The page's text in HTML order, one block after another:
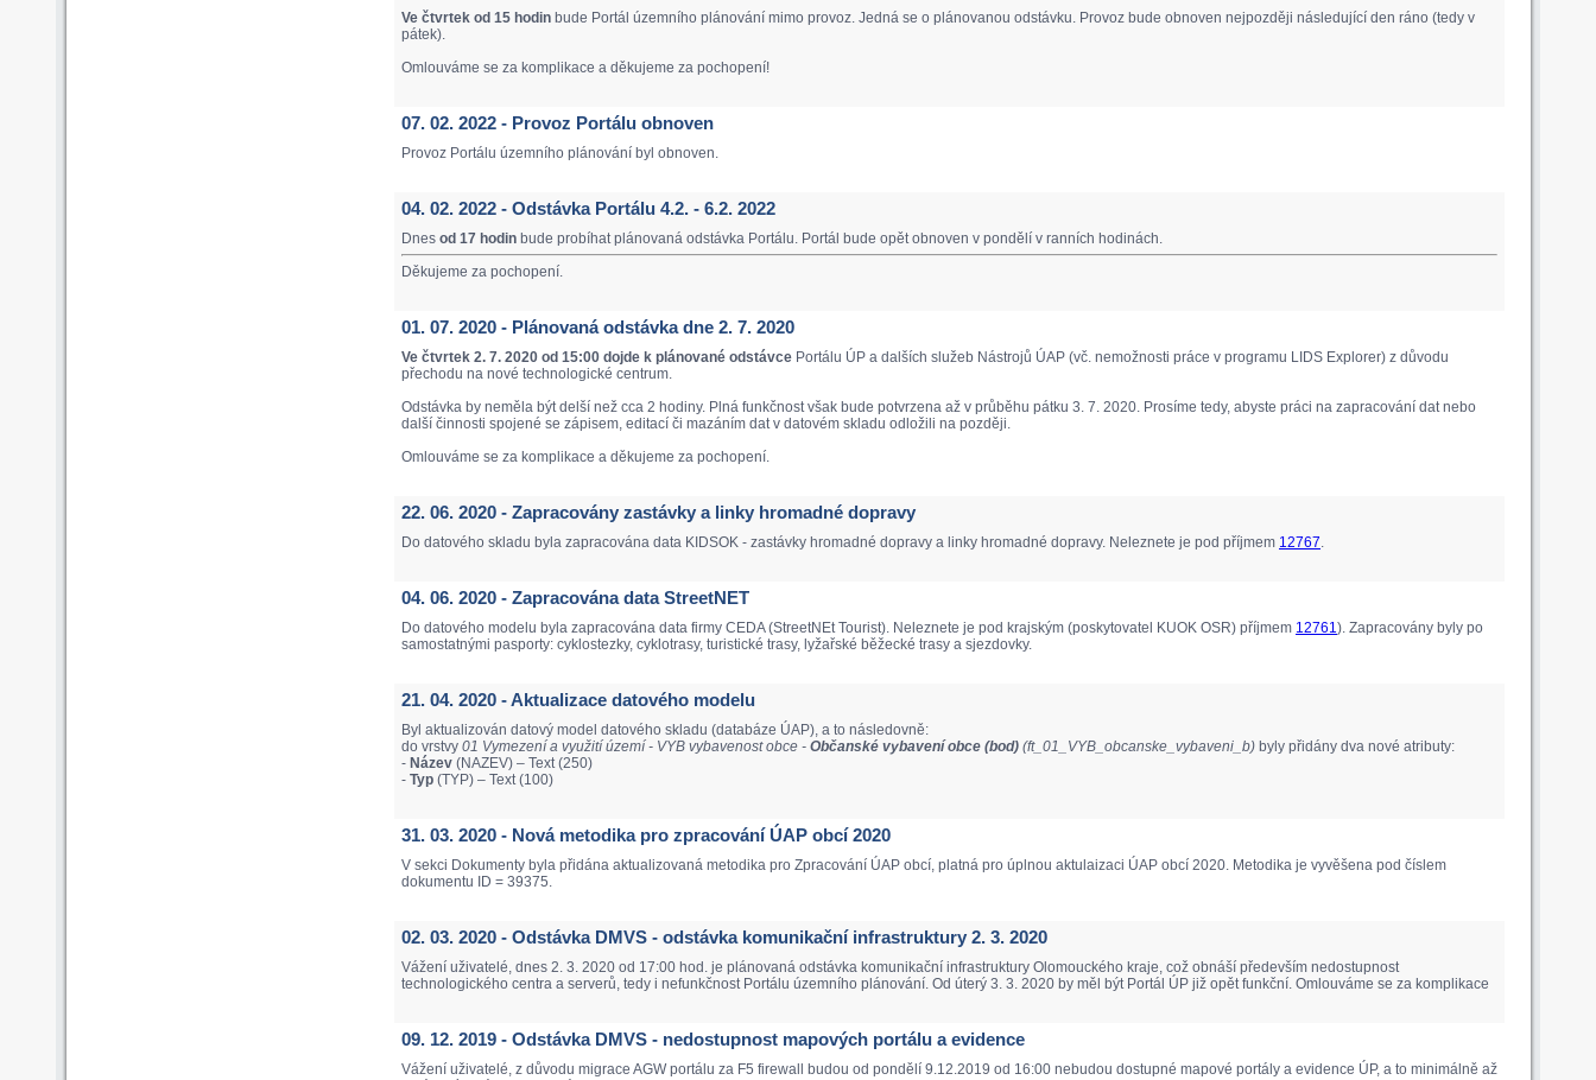
Ve čtvrtek od 15 hodin bude Portál územního plánování mimo provoz. Jedná se o plánovanou odstávku. Provoz bude obnoven nejpozději následující den ráno (tedy v
pátek).
Omlouváme se za komplikace a děkujeme za pochopení!
07. 02. 2022 - Provoz Portálu obnoven
Provoz Portálu územního plánování byl obnoven.
04. 02. 2022 - Odstávka Portálu 4.2. - 6.2. 2022
Dnes od 17 hodin bude probíhat plánovaná odstávka Portálu. Portál bude opět obnoven v pondělí v ranních hodinách.
Děkujeme za pochopení.
01. 07. 2020 - Plánovaná odstávka dne 2. 7. 2020
Ve čtvrtek 2. 7. 2020 od 15:00 dojde k plánované odstávce Portálu ÚP a dalších služeb Nástrojů ÚAP (vč. nemožnosti práce v programu LIDS Explorer) z důvodu
přechodu na nové technologické centrum.
Odstávka by neměla být delší než cca 2 hodiny. Plná funkčnost však bude potvrzena až v průběhu pátku 3. 7. 2020. Prosíme tedy, abyste práci na zapracování dat nebo
další činnosti spojené se zápisem, editací či mazáním dat v datovém skladu odložili na později.
Omlouváme se za komplikace a děkujeme za pochopení.
22. 06. 2020 - Zapracovány zastávky a linky hromadné dopravy
Do datového skladu byla zapracována data KIDSOK - zastávky hromadné dopravy a linky hromadné dopravy. Neleznete je pod příjmem 12767.
04. 06. 2020 - Zapracována data StreetNET
Do datového modelu byla zapracována data firmy CEDA (StreetNEt Tourist). Neleznete je pod krajským (poskytovatel KUOK OSR) příjmem 12761). Zapracovány byly po
samostatnými pasporty: cyklostezky, cyklotrasy, turistické trasy, lyžařské běžecké trasy a sjezdovky.
21. 04. 2020 - Aktualizace datového modelu
Byl aktualizován datový model datového skladu (databáze ÚAP), a to následovně:
do vrstvy 01 Vymezení a využití území - VYB vybavenost obce - Občanské vybavení obce (bod) (ft_01_VYB_obcanske_vybaveni_b) byly přidány dva nové atributy:
- Název (NAZEV) – Text (250)
- Typ (TYP) – Text (100)
31. 03. 2020 - Nová metodika pro zpracování ÚAP obcí 2020
V sekci Dokumenty byla přidána aktualizovaná metodika pro Zpracování ÚAP obcí, platná pro úplnou aktulaizaci ÚAP obcí 2020. Metodika je vyvěšena pod číslem
dokumentu ID = 39375.
02. 03. 2020 - Odstávka DMVS - odstávka komunikační infrastruktury 2. 3. 2020
Vážení uživatelé, dnes 2. 3. 2020 od 17:00 hod. je plánovaná odstávka komunikační infrastruktury Olomouckého kraje, což obnáší především nedostupnost
technologického centra a serverů, tedy i nefunkčnost Portálu územního plánování. Od úterý 3. 3. 2020 by měl být Portál ÚP již opět funkční. Omlouváme se za komplikace
09. 12. 2019 - Odstávka DMVS - nedostupnost mapových portálu a evidence
Vážení uživatelé, z důvodu migrace AGW portálu za F5 firewall budou od pondělí 9.12.2019 od 16:00 nebudou dostupné mapové portály a evidence ÚP, a to minimálně až